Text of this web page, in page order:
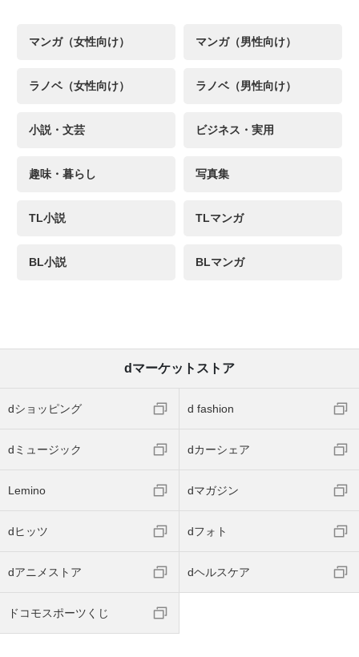
マンガ（女性向け） マンガ（男性向け）
ラノベ（女性向け） ラノベ（男性向け）
小説・文芸 ビジネス・実用
趣味・暮らし 写真集
TL小説 TLマンガ
BL小説 BLマンガ
dマーケットストア
dショッピング d fashion
dミュージック dカーシェア
Lemino dマガジン
dヒッツ dフォト
dアニメストア dヘルスケア
ドコモスポーツくじ